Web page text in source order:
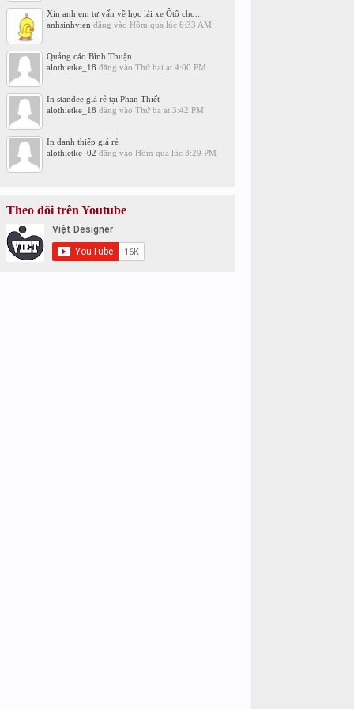
Xin anh em tư vấn về học lái xe Ôtô cho...
anhsinhvien đăng vào Hôm qua lúc 6:33 AM
Quảng cáo Bình Thuận
alothietke_18 đăng vào Thứ hai at 4:00 PM
In standee giá rẻ tại Phan Thiết
alothietke_18 đăng vào Thứ ba at 3:42 PM
In danh thiếp giá rẻ
alothietke_02 đăng vào Hôm qua lúc 3:29 PM
Theo dõi trên Youtube